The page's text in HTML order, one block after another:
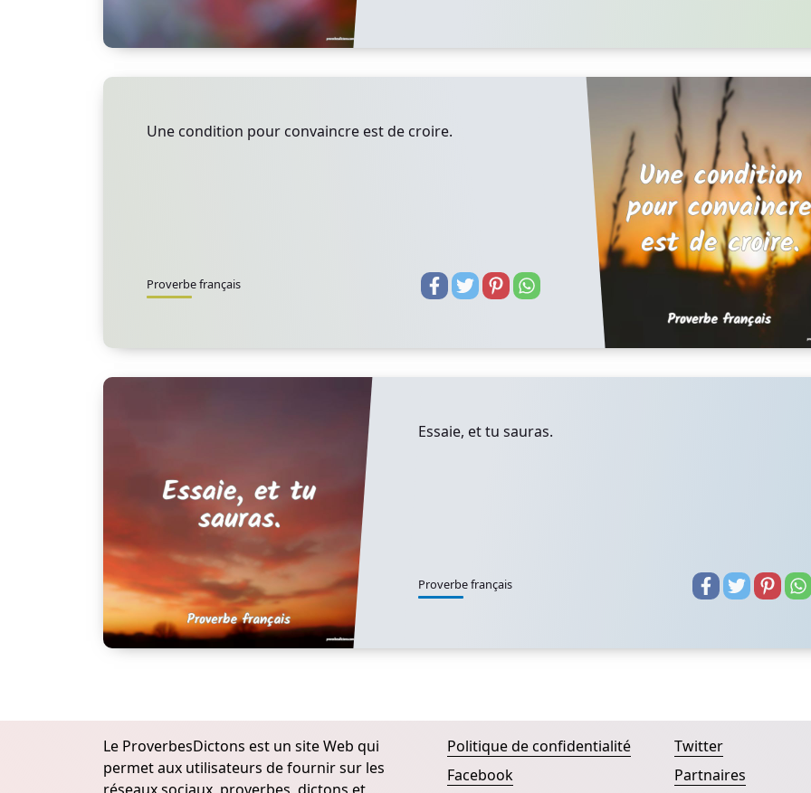
Une condition pour convaincre est de croire.
Proverbe français
Essaie, et tu sauras.
Proverbe français
Le ProverbesDictons est un site Web qui
permet aux utilisateurs de fournir sur les
Politique de confidentialité
Facebook
Twitter
Partnaires